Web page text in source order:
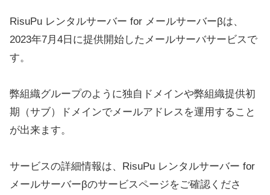
RisuPu レンタルサーバー for メールサーバーβは、
2023年7月4日に提供開始したメールサーバサービスで
す。
弊組織グループのように独自ドメインや弊組織提供初
期（サブ）ドメインでメールアドレスを運用すること
が出来ます。
サービスの詳細情報は、RisuPu レンタルサーバー for
メールサーバーβのサービスページをご確認くださ